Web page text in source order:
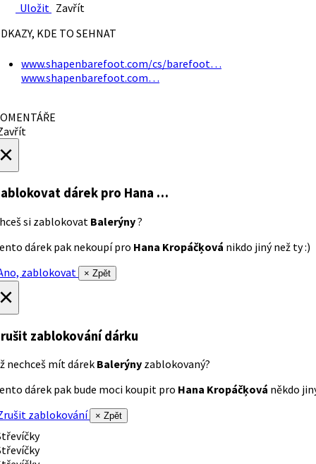
Uložit Zavřít
KDE TO SEHNAT
www.shapenbarefoot.com/cs/barefoot…
www.shapenbarefoot.com…
dárek pro Hana …
si zablokovat Balerýny?
dárek pak nekoupí pro Hana Kropáčķová nikdo jiný než ty :)
zablokovat
× Zpět
zablokování dárku
nechceš mít dárek Balerýny zablokovaný?
dárek pak bude moci koupit pro Hana Kropáčķová někdo
zablokování
× Zpět